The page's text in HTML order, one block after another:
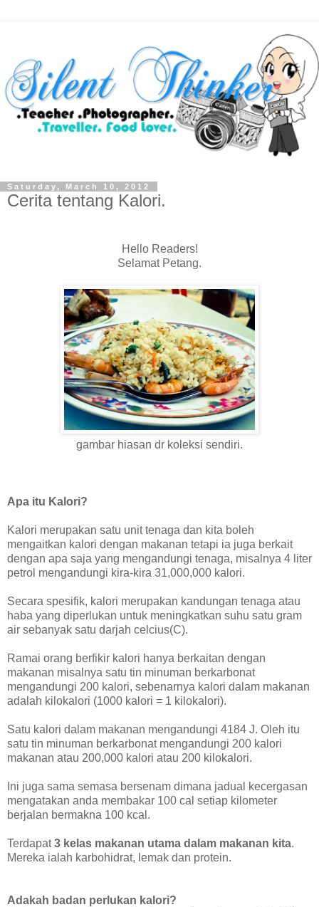
Saturday, March 10, 2012
Cerita tentang Kalori.
Hello Readers!
Selamat Petang.
gambar hiasan dr koleksi sendiri.
Apa itu Kalori?
Kalori merupakan satu unit tenaga dan kita boleh
mengaitkan kalori dengan makanan tetapi ia juga berkait
dengan apa saja yang mengandungi tenaga, misalnya 4 liter
petrol mengandungi kira-kira 31,000,000 kalori.
Secara spesifik, kalori merupakan kandungan tenaga atau
haba yang diperlukan untuk meningkatkan suhu satu gram
air sebanyak satu darjah celcius(C).
Ramai orang berfikir kalori hanya berkaitan dengan
makanan misalnya satu tin minuman berkarbonat
mengandungi 200 kalori, sebenarnya kalori dalam makanan
adalah kilokalori (1000 kalori = 1 kilokalori).
Satu kalori dalam makanan mengandungi 4184 J. Oleh itu
satu tin minuman berkarbonat mengandungi 200 kalori
makanan atau 200,000 kalori atau 200 kilokalori.
Ini juga sama semasa bersenam dimana jadual kecergasan
mengatakan anda membakar 100 cal setiap kilometer
berjalan bermakna 100 kcal.
Terdapat3 kelas makanan utama dalam makanan kita.
Mereka ialah karbohidrat, lemak dan protein.
Adakah badan perlukan kalori?